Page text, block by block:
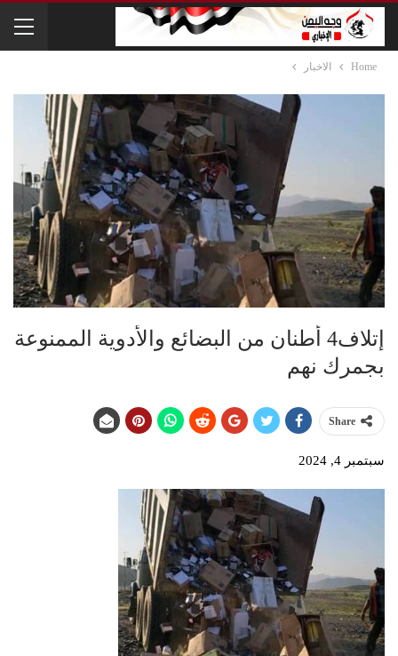
Home الاخبار
إتلاف4 أطنان من البضائع والأدوية الممنوعة
بجمرك نهم
Share
سبتمبر 4, 2024